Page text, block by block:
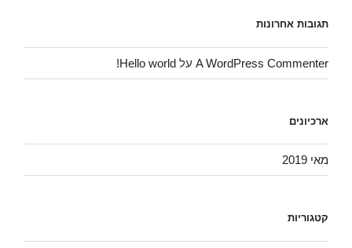
תגובות אחרונות
A WordPress Commenter על Hello world!
ארכיונים
מאי 2019
קטגוריות